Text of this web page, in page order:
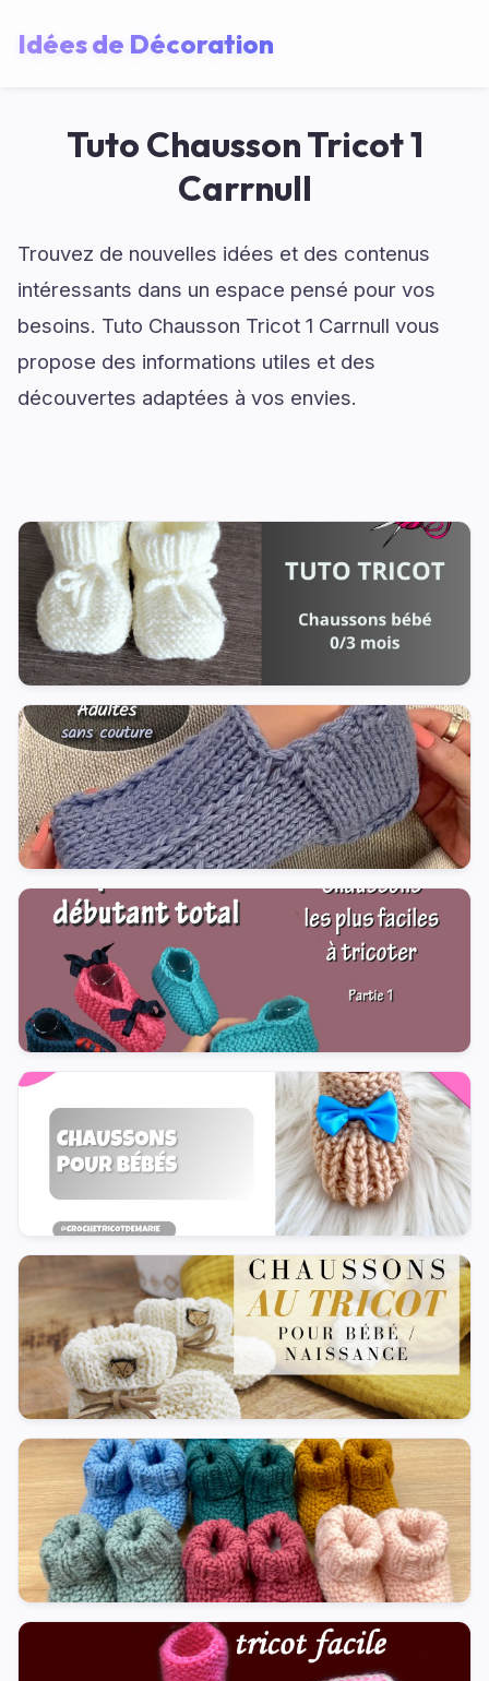
Idées de Décoration
Tuto Chausson Tricot 1
Carrnull
Trouvez de nouvelles idées et des contenus
intéressants dans un espace pensé pour vos
besoins. Tuto Chausson Tricot 1 Carrnull vous
propose des informations utiles et des
découvertes adaptées à vos envies.